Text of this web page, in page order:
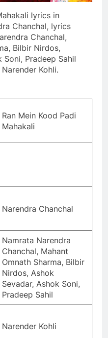
lyrics in
Chanchal, lyrics
Chanchal,
Bilbir Nirdos,
Soni, Pradeep Sahil
Kohli.
Ran Mein Kood Padi
Mahakali
Narendra Chanchal
Namrata Narendra
Chanchal, Mahant
Omnath Sharma, Bilbir
Nirdos, Ashok
Sevadar, Ashok Soni,
Pradeep Sahil
Narender Kohli